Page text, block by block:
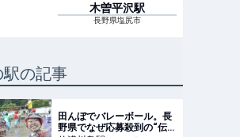
木曽平沢駅
長野県塩尻市
駅の記事
田んぼでバレーボール。長
野県でなぜ応募殺到の“伝説